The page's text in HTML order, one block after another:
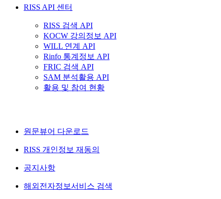
RISS API 센터
RISS 검색 API
KOCW 강의정보 API
WILL 연계 API
Rinfo 통계정보 API
FRIC 검색 API
SAM 분석활용 API
활용 및 참여 현황
원문뷰어 다운로드
RISS 개인정보 재동의
공지사항
해외전자정보서비스 검색